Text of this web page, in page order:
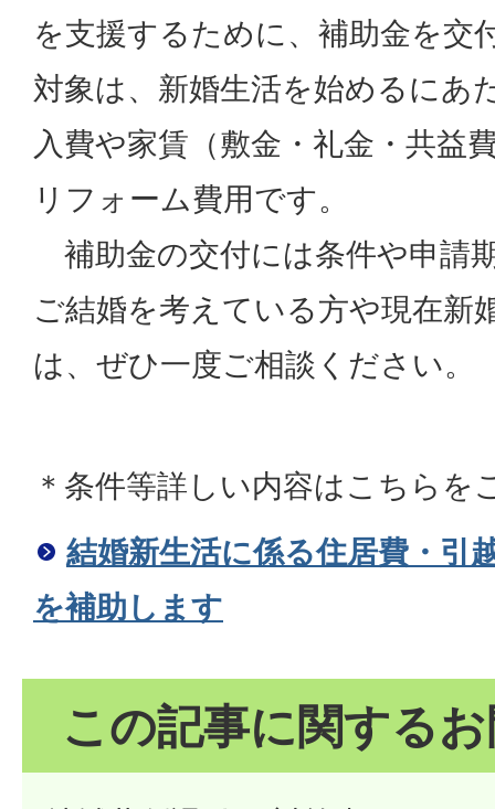
を支援するために、補助金を交
対象は、新婚生活を始めるにあ
入費や家賃（敷金・礼金・共益
リフォーム費用です。
補助金の交付には条件や申請
ご結婚を考えている方や現在新
は、ぜひ一度ご相談ください。
＊条件等詳しい内容はこちらを
結婚新生活に係る住居費・引
を補助します
この記事に関する